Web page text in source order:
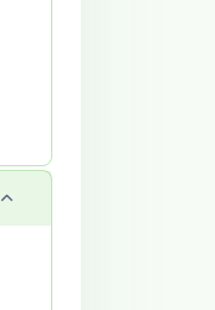
Collapse